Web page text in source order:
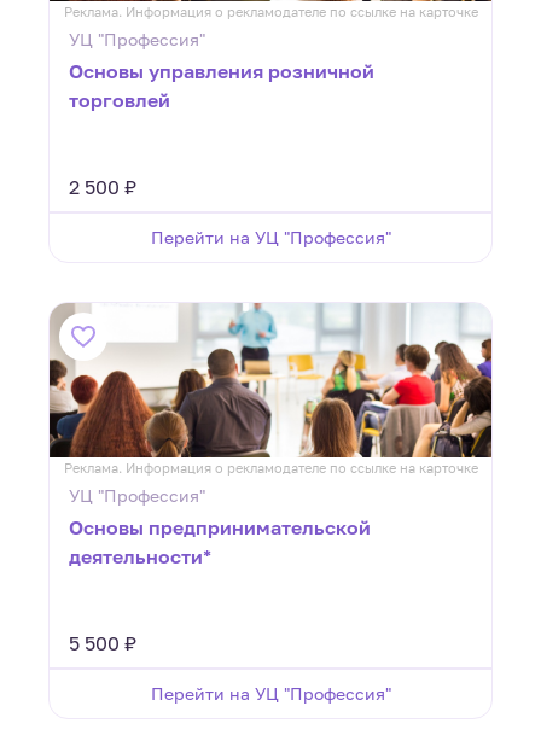
Реклама. Информация о рекламодателе по ссылке на карточке
УЦ "Профессия"
Основы управления розничной
торговлей
2 500 ₽
Перейти на УЦ "Профессия"
Реклама. Информация о рекламодателе по ссылке на карточке
УЦ "Профессия"
Основы предпринимательской
деятельности*
5 500 ₽
Перейти на УЦ "Профессия"